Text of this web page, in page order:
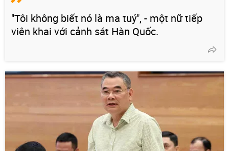
"Tôi không biết nó là ma tuý", - một nữ tiếp
viên khai với cảnh sát Hàn Quốc.